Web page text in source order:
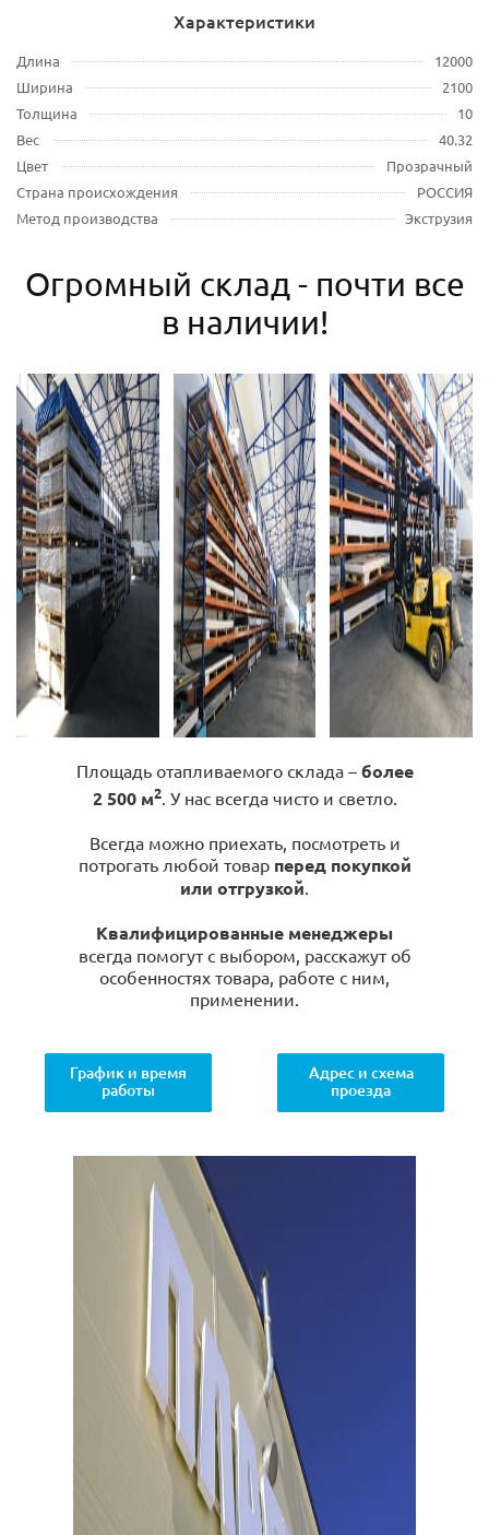
Характеристики
Длина
12000
Ширина
2100
Толщина
10
Вес
40.32
Цвет
Прозрачный
Страна происхождения
РОССИЯ
Метод производства
Экструзия
Огромный склад - почти все
в наличии!
Площадь отапливаемого склада – более
2 500 м2. У нас всегда чисто и светло.
Всегда можно приехать, посмотреть и
потрогать любой товар перед покупкой
или отгрузкой.
Квалифицированные менеджеры
всегда помогут с выбором, расскажут об
особенностях товара, работе с ним,
применении.
График и время
работы
Адрес и схема
проезда